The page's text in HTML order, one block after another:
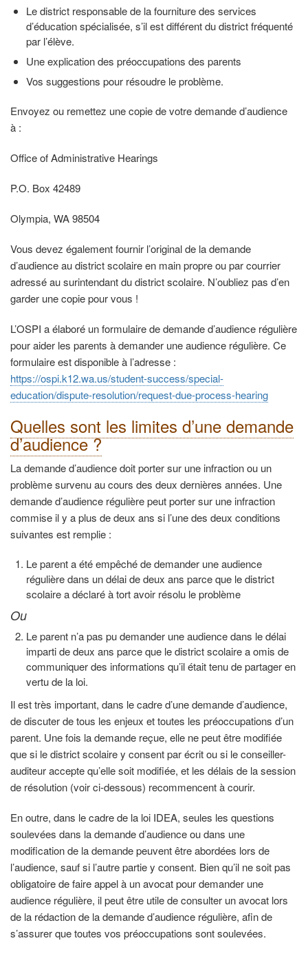
Le district responsable de la fourniture des services
d’éducation spécialisée, s’il est différent du district fréquenté
par l’élève.
Une explication des préoccupations des parents
Vos suggestions pour résoudre le problème.
Envoyez ou remettez une copie de votre demande d’audience
à :
Office of Administrative Hearings
P.O. Box 42489
Olympia, WA 98504
Vous devez également fournir l’original de la demande
d’audience au district scolaire en main propre ou par courrier
adressé au surintendant du district scolaire. N’oubliez pas d’en
garder une copie pour vous !
L’OSPI a élaboré un formulaire de demande d’audience régulière
pour aider les parents à demander une audience régulière. Ce
formulaire est disponible à l’adresse :
https://ospi.k12.wa.us/student-success/special-
education/dispute-resolution/request-due-process-hearing
Quelles sont les limites d’une demande
d’audience ?
La demande d’audience doit porter sur une infraction ou un
problème survenu au cours des deux dernières années. Une
demande d’audience régulière peut porter sur une infraction
commise il y a plus de deux ans si l’une des deux conditions
suivantes est remplie :
Le parent a été empêché de demander une audience
régulière dans un délai de deux ans parce que le district
scolaire a déclaré à tort avoir résolu le problème
Ou
Le parent n’a pas pu demander une audience dans le délai
imparti de deux ans parce que le district scolaire a omis de
communiquer des informations qu’il était tenu de partager en
vertu de la loi.
Il est très important, dans le cadre d’une demande d’audience,
de discuter de tous les enjeux et toutes les préoccupations d’un
parent. Une fois la demande reçue, elle ne peut être modifiée
que si le district scolaire y consent par écrit ou si le conseiller-
auditeur accepte qu’elle soit modifiée, et les délais de la session
de résolution (voir ci-dessous) recommencent à courir.
En outre, dans le cadre de la loi IDEA, seules les questions
soulevées dans la demande d’audience ou dans une
modification de la demande peuvent être abordées lors de
l’audience, sauf si l’autre partie y consent. Bien qu’il ne soit pas
obligatoire de faire appel à un avocat pour demander une
audience régulière, il peut être utile de consulter un avocat lors
de la rédaction de la demande d’audience régulière, afin de
s’assurer que toutes vos préoccupations sont soulevées.